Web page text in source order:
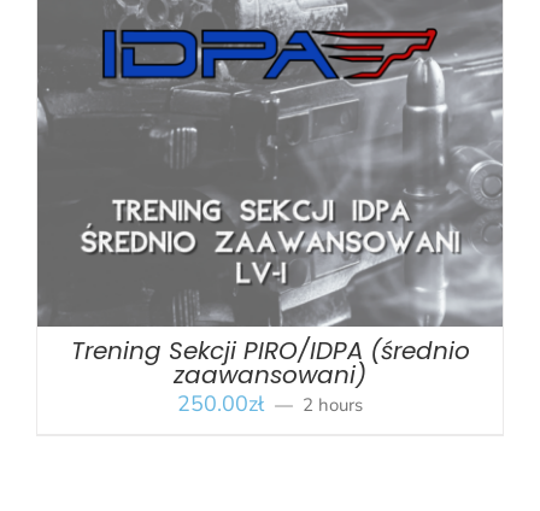
BOOK / SZCZEGÓŁY
Trening Sekcji PIRO/IDPA (średnio
zaawansowani)
250.00zł 2 hours